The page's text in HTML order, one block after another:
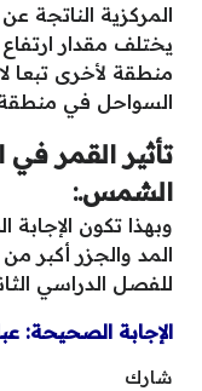
المركزية الناتجة
يختلف مقدار
منطقة لأخرى تبعا
السواحل في
تأثير القمر في
الشمس.:
وبهذا تكون
المد والجزر أكبر
للفصل الدراسي
الإجابة الصحيحة:
شارك